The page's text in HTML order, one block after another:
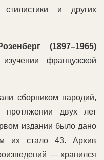
стилистики и других
(1897–1965)
французской
сборником пародий,
протяжении двух лет
издании было дано
их стало 43. Архив
— хранился